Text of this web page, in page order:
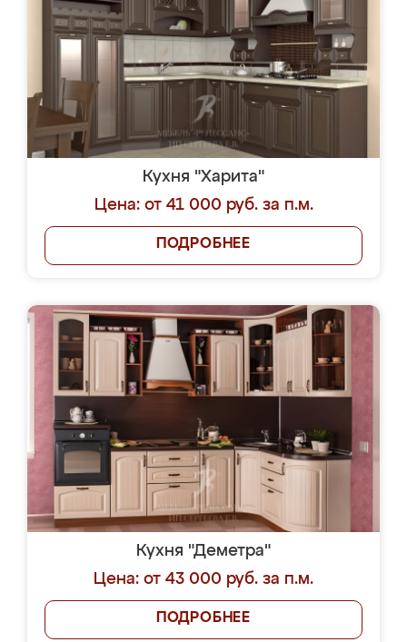
Кухня "Харита"
Цена: от 41 000 руб. за п.м.
ПОДРОБНЕЕ
Кухня "Деметра"
Цена: от 43 000 руб. за п.м.
ПОДРОБНЕЕ